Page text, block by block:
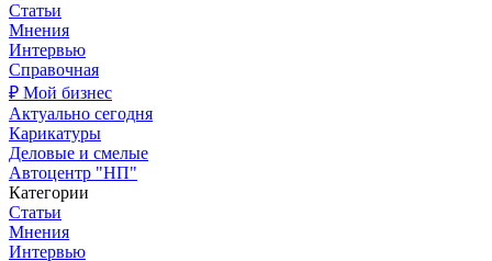
Статьи
Мнения
Интервью
Справочная
₽ Мой бизнес
Актуально сегодня
Карикатуры
Деловые и смелые
Автоцентр "НП"
Категории
Статьи
Мнения
Интервью